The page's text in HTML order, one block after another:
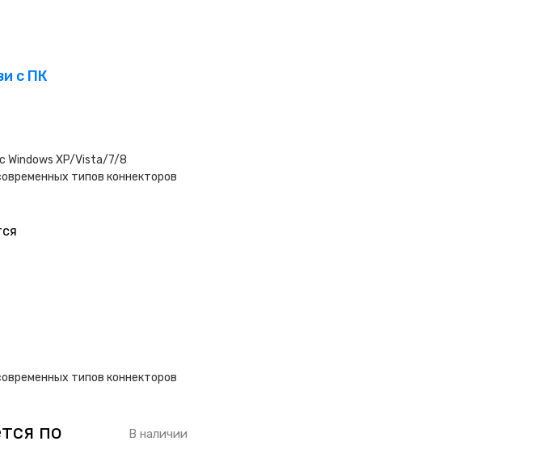
с ПК
Windows XP/Vista/7/8
типов коннекторов
типов коннекторов
по
В наличии